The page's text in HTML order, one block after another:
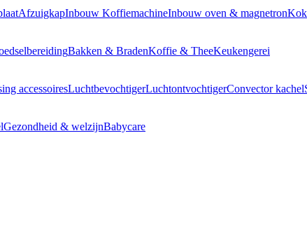
AfzuigkapInbouw KoffiemachineInbouw oven & magnetron
Bakken & BradenKoffie & TheeKeukengerei
accessoiresLuchtbevochtigerLuchtontvochtigerConvector kachel
Gezondheid & welzijnBabycare